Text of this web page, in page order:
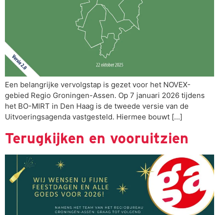
Een belangrijke vervolgstap is gezet voor het NOVEX-
gebied Regio Groningen-Assen. Op 7 januari 2026 tijdens
het BO-MIRT in Den Haag is de tweede versie van de
Uitvoeringsagenda vastgesteld. Hiermee bouwt […]
Terugkijken en vooruitzien